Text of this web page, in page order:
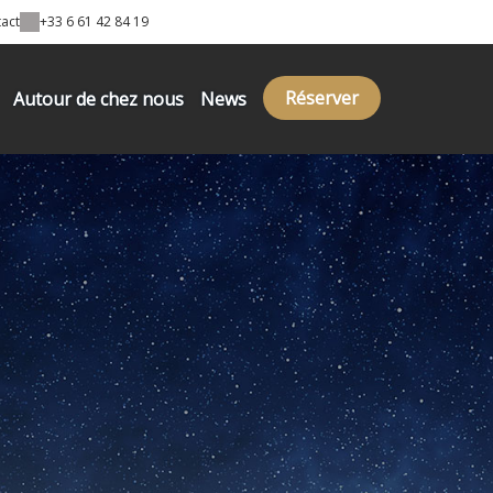
+33 6 61 42 84 19
Autour de chez nous News Réserver